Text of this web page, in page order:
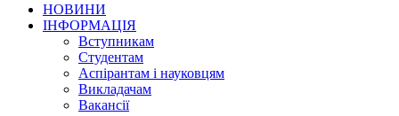
НОВИНИ
ІНФОРМАЦІЯ
Вступникам
Студентам
Аспірантам і науковцям
Викладачам
Вакансії